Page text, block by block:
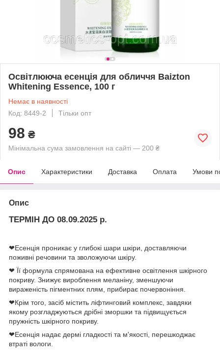
Освітлююча есенція для обличчя Baizton
Whitening Essence, 100 г
Немає в наявності
Код: 8449-2
Тільки опт
98 ₴
Мінімальна сума замовлення на сайті — 200 ₴
Опис Характеристики Доставка Оплата Умови
Опис
ТЕРМІН ДО 08.09.2025 р.
❤Есенція проникає у глибокі шари шкіри, доставляючи
поживні речовини та зволожуючи шкіру.
❤ Її формула спрямована на ефективне освітлення шкірного
покриву. Знижує вироблення меланіну, зменшуючи
вираженість пігментних плям, прибирає почервоніння.
❤Крім того, засіб містить ліфтинговий комплекс, завдяки
якому розгладжуються дрібні зморшки та підвищується
пружність шкірного покриву.
❤Есенція надає дермі гладкості та м'якості, перешкоджає
втраті вологи.